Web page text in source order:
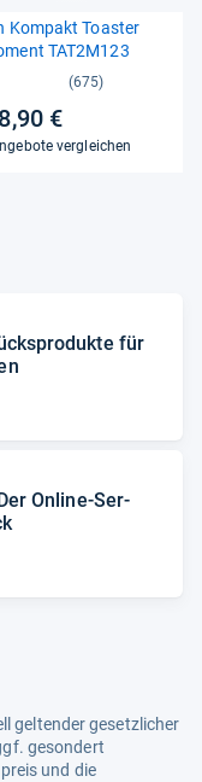
Kom­pakt Toas­ter
TAT2M123
(675)
€
vergleichen
für
Online-​Ser­
geltender gesetzlicher
gesondert
und die